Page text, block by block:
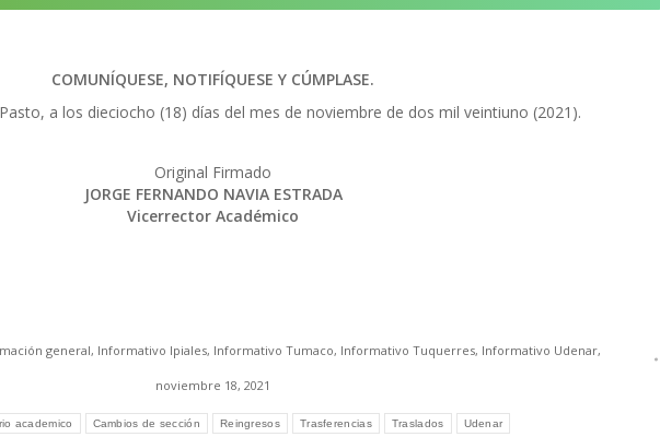
COMUNÍQUESE, NOTIFÍQUESE Y CÚMPLASE.
a los dieciocho (18) días del mes de noviembre de dos mil veintiuno (2021).
Original Firmado
JORGE FERNANDO NAVIA ESTRADA
Vicerrector Académico
general, Informativo Ipiales, Informativo Tumaco, Informativo Tuquerres, Informativo Udenar,
noviembre 18, 2021
academico Cambios de sección Reingresos Trasferencias Traslados Udenar